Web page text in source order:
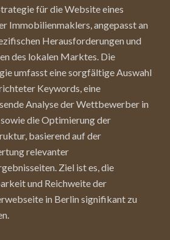
für die Website eines
Immobilienmaklers, angepasst an
Herausforderungen und
des lokalen Marktes. Die
umfasst eine sorgfältige Auswahl
Keywords, eine
Analyse der Wettbewerber in
die Optimierung der
basierend auf der
relevanter
Ziel ist es, die
und Reichweite der
in Berlin signifikant zu